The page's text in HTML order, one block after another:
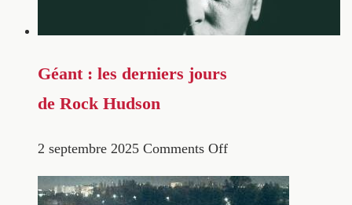
Géant : les derniers jours
de Rock Hudson
2 septembre 2025 Comments Off